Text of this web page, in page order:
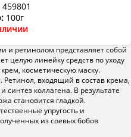
459801
100г
и ретинолом представляет собой
целую линейку средств по уходу
косметическую маску.
входящий в состав крема,
синтез коллагена. В результате
становится гладкой.
упругость и
из соевых бобов